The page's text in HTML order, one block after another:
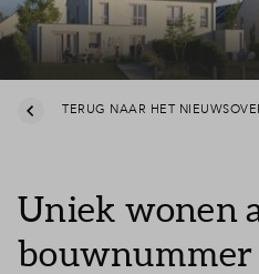
TERUG NAAR HET
Uniek wonen
bouwnummer